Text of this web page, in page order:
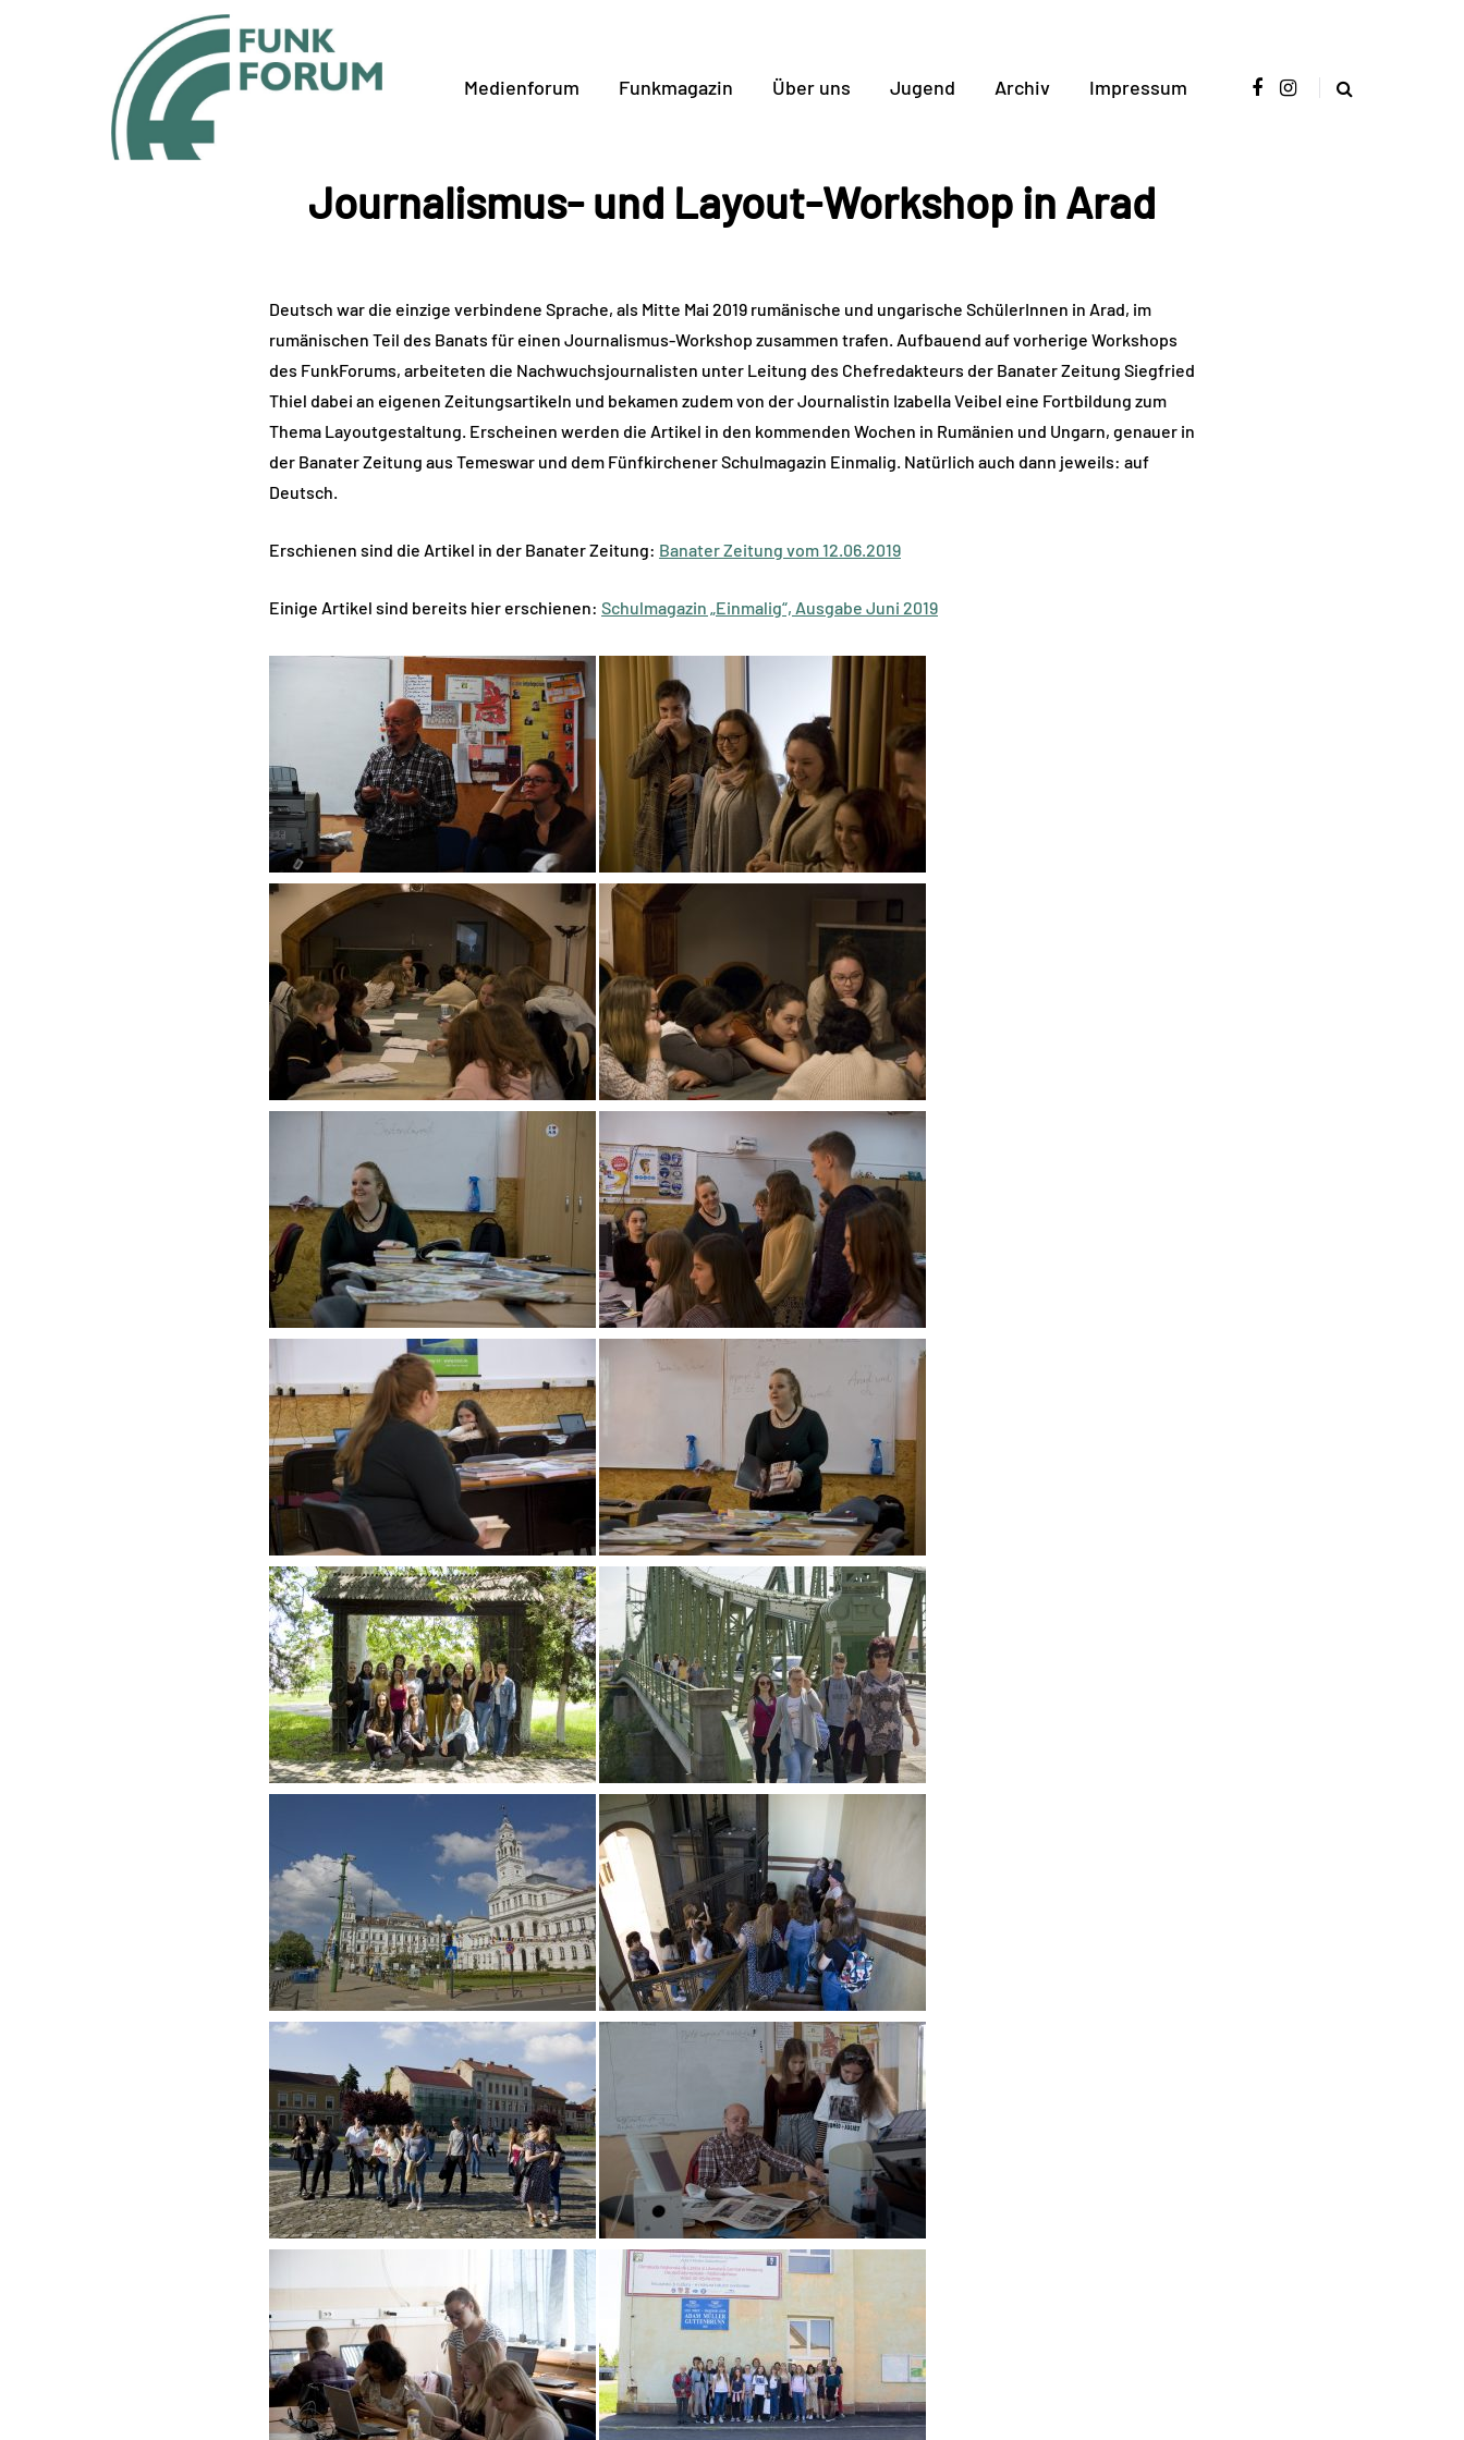
Medienforum Funkmagazin Über uns Jugend Archiv Impressum
Journalismus- und Layout-Workshop in Arad
Deutsch war die einzige verbindene Sprache, als Mitte Mai 2019 rumänische und ungarische SchülerInnen in Arad, im
rumänischen Teil des Banats für einen Journalismus-Workshop zusammen trafen. Aufbauend auf vorherige Workshops
des FunkForums, arbeiteten die Nachwuchsjournalisten unter Leitung des Chefredakteurs der Banater Zeitung Siegfried
Thiel dabei an eigenen Zeitungsartikeln und bekamen zudem von der Journalistin Izabella Veibel eine Fortbildung zum
Thema Layoutgestaltung. Erscheinen werden die Artikel in den kommenden Wochen in Rumänien und Ungarn, genauer in
der Banater Zeitung aus Temeswar und dem Fünfkirchener Schulmagazin Einmalig. Natürlich auch dann jeweils: auf
Deutsch.
Erschienen sind die Artikel in der Banater Zeitung: Banater Zeitung vom 12.06.2019
Einige Artikel sind bereits hier erschienen: Schulmagazin „Einmalig“, Ausgabe Juni 2019